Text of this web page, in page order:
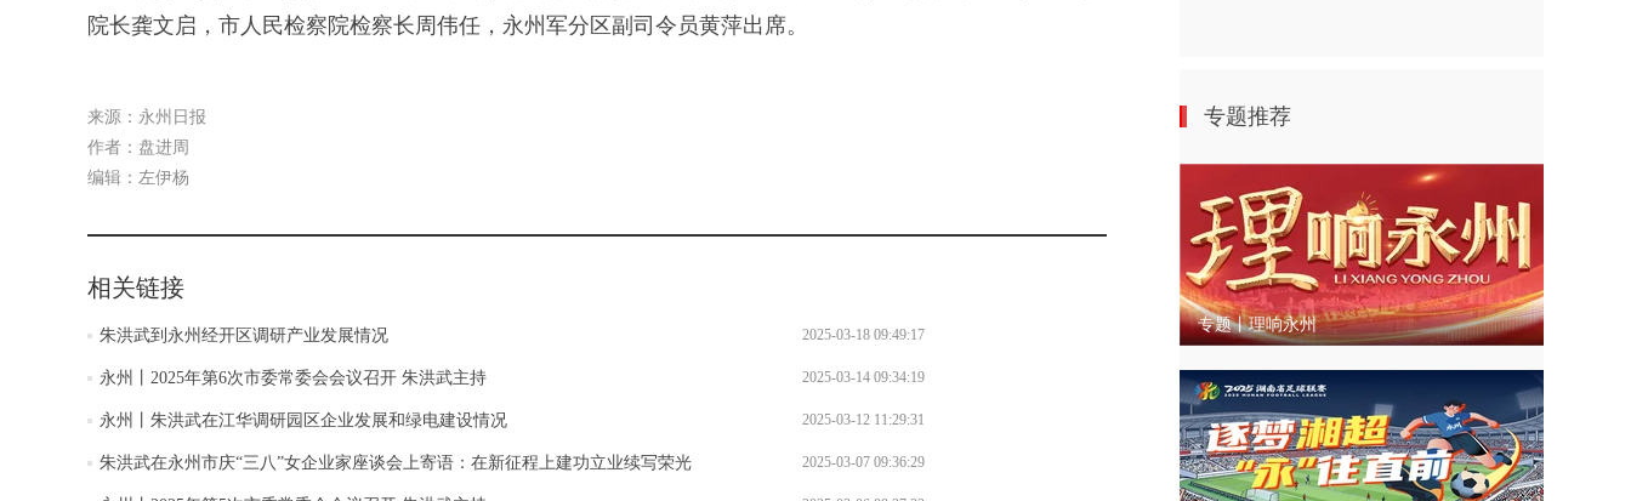
院长龚文启，市人民检察院检察长周伟任，永州军分区副司令员黄萍出席。
来源：永州日报
作者：盘进周
编辑：左伊杨
相关链接
朱洪武到永州经开区调研产业发展情况 2025-03-18 09:49:17
永州丨2025年第6次市委常委会会议召开 朱洪武主持 2025-03-14 09:34:19
永州丨朱洪武在江华调研园区企业发展和绿电建设情况 2025-03-12 11:29:31
朱洪武在永州市庆“三八”女企业家座谈会上寄语：在新征程上建功立业续写荣光 2025-03-07 09:36:29
专题推荐
专题丨理响永州